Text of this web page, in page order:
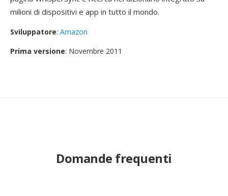
milioni di dispositivi e app in tutto il mondo.
Sviluppatore: Amazon
Prima versione: Novembre 2011
Domande frequenti